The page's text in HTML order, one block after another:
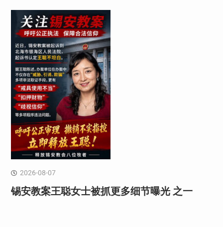
2026-08-07
锡安教案王聪女士被抓更多细节曝光 之一